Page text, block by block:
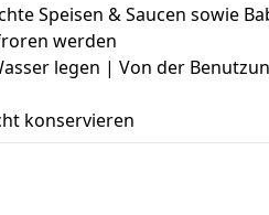
Speisen & Saucen sowie
werden
legen | Von der
konservieren